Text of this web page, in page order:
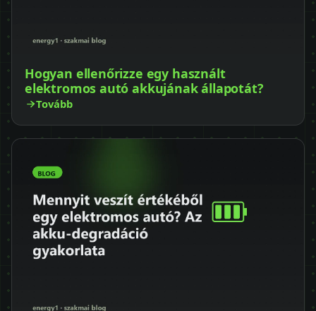
Hogyan ellenőrizze egy használt
elektromos autó akkujának állapotát?
Tovább